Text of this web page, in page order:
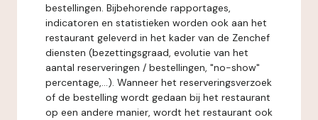
bestellingen. Bijbehorende rapportages,
indicatoren en statistieken worden ook aan het
restaurant geleverd in het kader van de Zenchef
diensten (bezettingsgraad, evolutie van het
aantal reserveringen / bestellingen, "no-show"
percentage,...). Wanneer het reserveringsverzoek
of de bestelling wordt gedaan bij het restaurant
op een andere manier, wordt het restaurant ook